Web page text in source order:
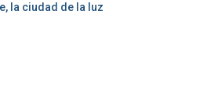
la ciudad de la luz